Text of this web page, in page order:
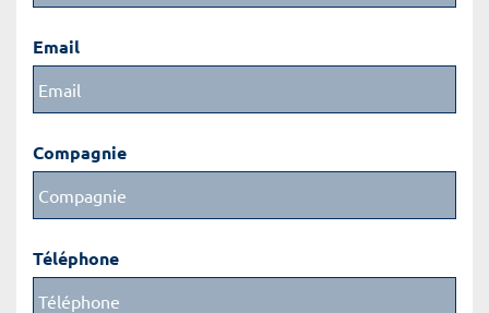
Email
Compagnie
Téléphone